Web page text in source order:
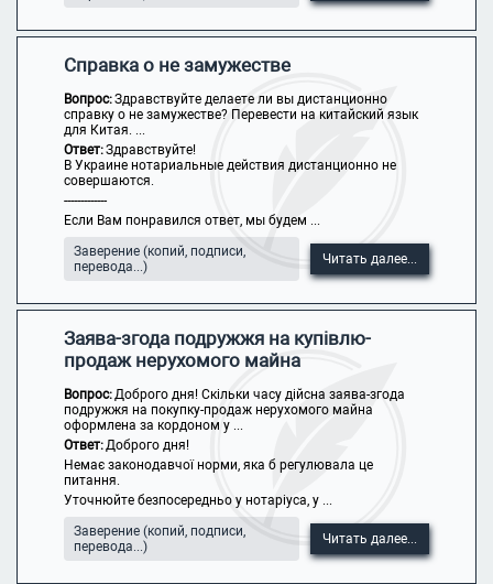
Справка о не замужестве
Вопрос:Здравствуйте делаете ли вы дистанционно
справку о не замужестве? Перевести на китайский язык
для Китая. ...
Ответ:Здравствуйте!
В Украине нотариальные действия дистанционно не
совершаются.
-------------
Если Вам понравился ответ, мы будем ...
Заверение (копий, подписи,
перевода...)
Читать далее...
Заява-згода подружжя на купівлю-
продаж нерухомого майна
Вопрос:Доброго дня! Скільки часу дійсна заява-згода
подружжя на покупку-продаж нерухомого майна
оформлена за кордоном у ...
Ответ:Доброго дня!
Немає законодавчої норми, яка б регулювала це
питання.
Уточнюйте безпосередньо у нотаріуса, у ...
Заверение (копий, подписи,
перевода...)
Читать далее...